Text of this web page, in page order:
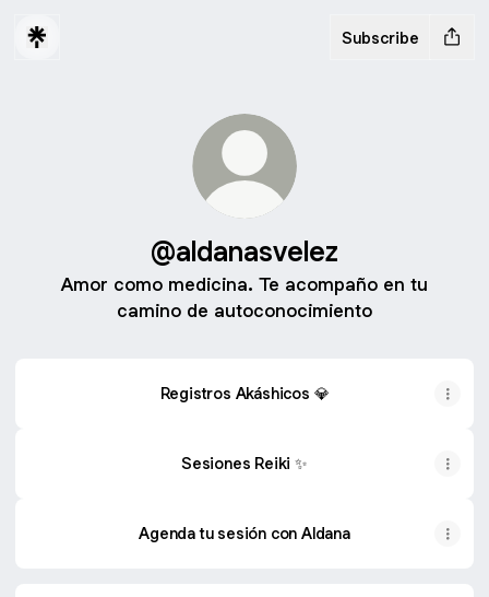
Subscribe
@aldanasvelez
Amor como medicina. Te acompaño en tu
camino de autoconocimiento
Registros Akáshicos 💎
Sesiones Reiki ✨
Agenda tu sesión con Aldana